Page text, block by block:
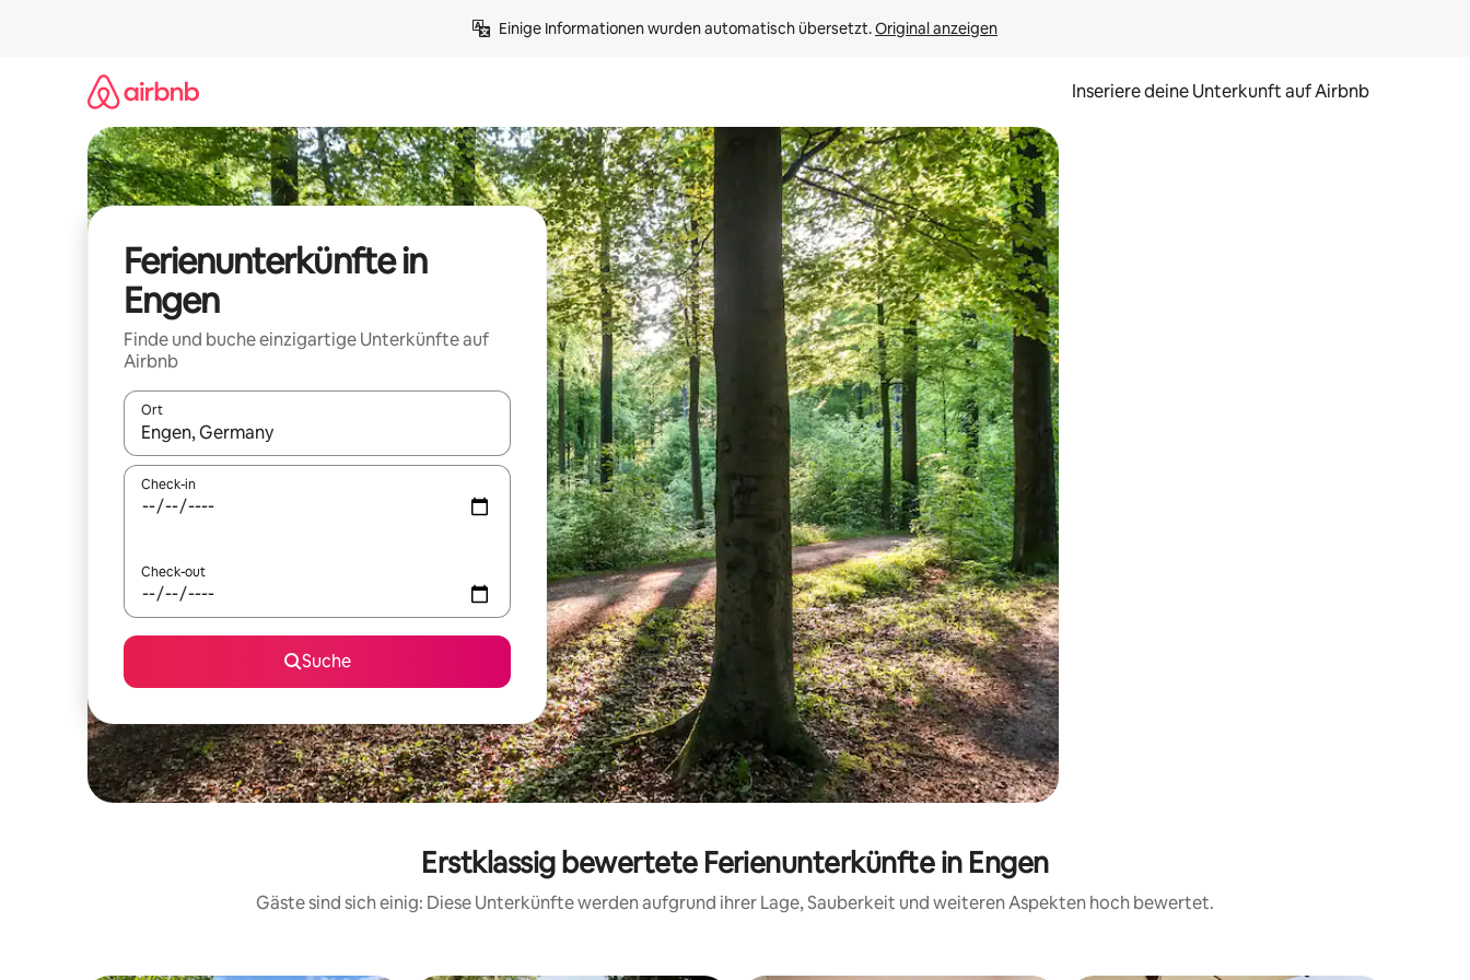
Einige Informationen wurden automatisch übersetzt. Original anzeigen
Inseriere deine Unterkunft auf Airbnb
Ferienunterkünfte in
Engen
Finde und buche einzigartige Unterkünfte auf
Airbnb
Ort
Wenn Ergebnisse verfügbar sind, navigiere mit den Pfeiltasten nach oben und unten oder erkunde die Ergebnisse durch Berühren oder Wischgesten.
Check-in
Check-out
Suche
Erstklassig bewertete Ferienunterkünfte in Engen
Gäste sind sich einig: Diese Unterkünfte werden aufgrund ihrer Lage, Sauberkeit und weiteren Aspekten hoch bewertet.